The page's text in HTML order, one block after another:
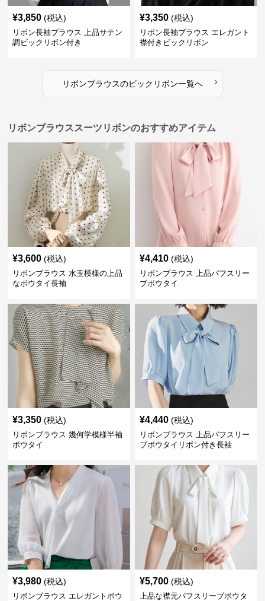
¥3,850 (税込)
リボン長袖ブラウス 上品サテン
調ビックリボン付き
¥3,350 (税込)
リボン長袖ブラウス エレガント
襟付きビックリボン
リボンブラウスのビックリボン一覧へ ›
リボンブラウススーツリボンのおすすめアイテム
¥3,600 (税込)
リボンブラウス 水玉模様の上品
なボウタイ長袖
¥4,410 (税込)
リボンブラウス 上品パフスリー
ブボウタイ
¥3,350 (税込)
リボンブラウス 幾何学模様半袖
ボウタイ
¥4,440 (税込)
リボンブラウス 上品パフスリー
ブボウタイリボン付き長袖
¥3,980 (税込)
リボンブラウス エレガントボウ
¥5,700 (税込)
上品な襟元パフスリーブボウタ